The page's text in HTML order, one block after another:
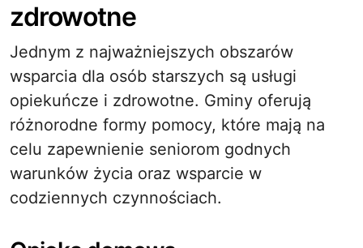
zdrowotne
Jednym z najważniejszych obszarów
wsparcia dla osób starszych są usługi
opiekuńcze i zdrowotne. Gminy oferują
różnorodne formy pomocy, które mają na
celu zapewnienie seniorom godnych
warunków życia oraz wsparcie w
codziennych czynnościach.